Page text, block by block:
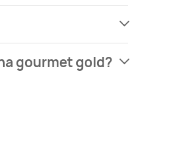
gourmet gold?